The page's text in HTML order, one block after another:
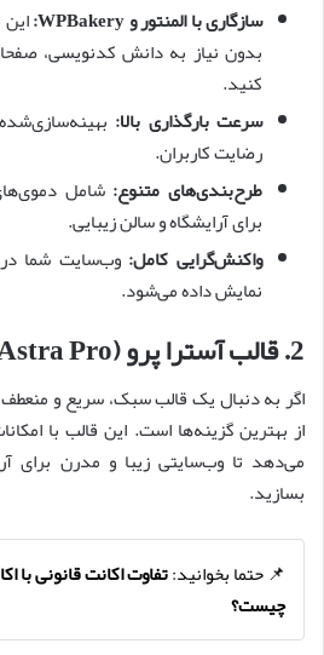
سازگاری با المنتور و WPBakery:
بدون نیاز به دانش کدنویسی،
کنید.
سرعت بارگذاری بالا:
رضایت کاربران.
طرح‌بندی‌های متنوع: شامل
برای آرایشگاه و سالن زیبایی.
واکنش‌گرایی کامل: وب‌سایت شما
نمایش داده می‌شود.
2. قالب آسترا پرو (Astra Pro):
اگر به دنبال یک قالب سبک، سریع و
از بهترین گزینه‌ها است. این قالب با
می‌دهد تا وب‌سایتی زیبا و مدرن برای
بسازید.
📌 حتما بخوانید:تفاوت اکانت قانونی
چیست؟